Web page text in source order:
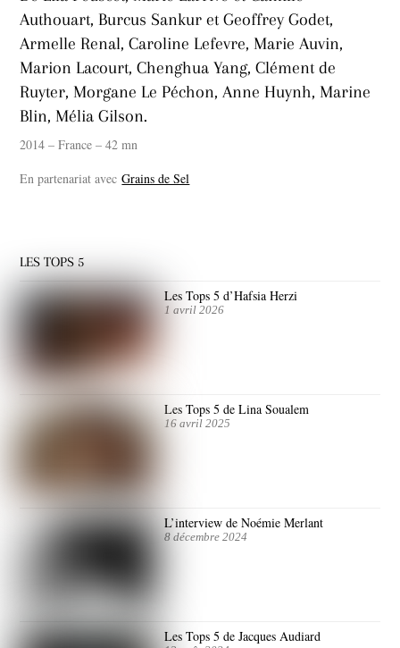
Authouart, Burcus Sankur et Geoffrey Godet,
Armelle Renal, Caroline Lefevre, Marie Auvin,
Marion Lacourt, Chenghua Yang, Clément de
Ruyter, Morgane Le Péchon, Anne Huynh, Marine
Blin, Mélia Gilson.
2014 – France – 42 mn
En partenariat avecGrains de Sel
LES TOPS 5
Les Tops 5 d’Hafsia Herzi
1 avril 2026
Les Tops 5 de Lina Soualem
16 avril 2025
L’interview de Noémie Merlant
8 décembre 2024
Les Tops 5 de Jacques Audiard